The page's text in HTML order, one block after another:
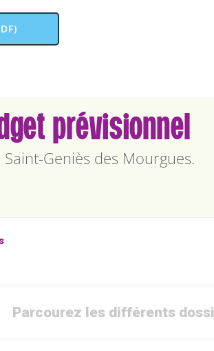
prévisionnel
Geniès des Mourgues.
Parcourez les différents